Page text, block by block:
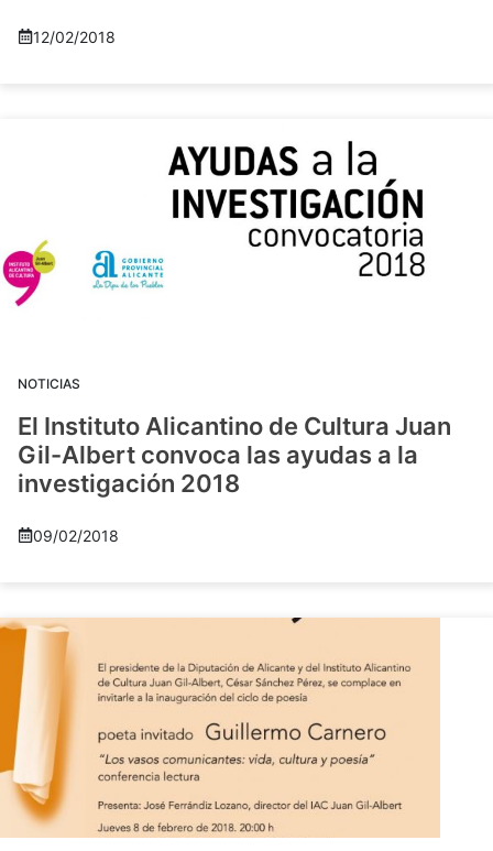
12/02/2018
NOTICIAS
El Instituto Alicantino de Cultura Juan
Gil-Albert convoca las ayudas a la
investigación 2018
09/02/2018